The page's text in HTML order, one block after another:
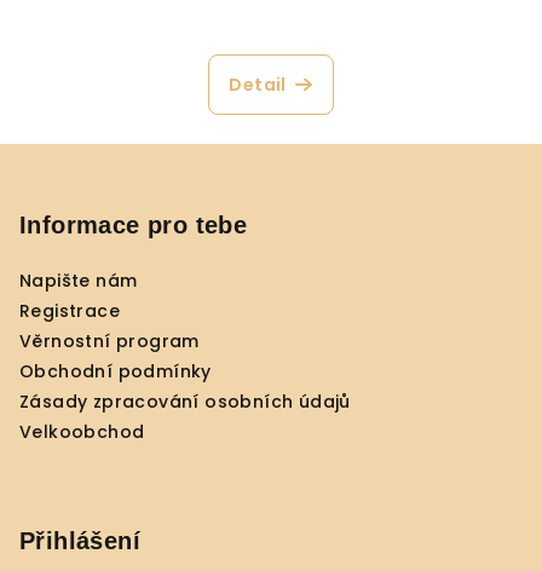
Detail
Informace pro tebe
Napište nám
Registrace
Věrnostní program
Obchodní podmínky
Zásady zpracování osobních údajů
Velkoobchod
Přihlášení